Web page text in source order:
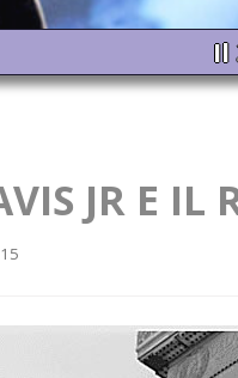
Il
JR E IL